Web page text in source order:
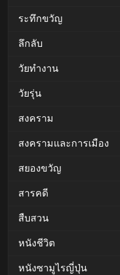
ระทึกขวัญ
ลึกลับ
วัยทำงาน
วัยรุ่น
สงคราม
สงครามและการเมือง
สยองขวัญ
สารคดี
สืบสวน
หนังชีวิต
หนังซามูไรญี่ปุ่น